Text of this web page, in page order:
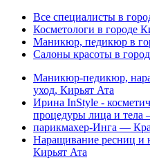
Все специалисты в
Косметологи в городе
Маникюр, педикюр в
Салоны красоты в
Маникюр-педикюр,
уход, Кирьят Ата
Ирина InStyle -
процедуры лица и тела
парикмахер-Инга —
Наращивание ресниц и
Кирьят Ата